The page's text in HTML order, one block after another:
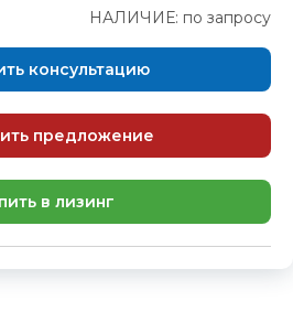
НАЛИЧИЕ: по запросу
консультацию
предложение
в лизинг